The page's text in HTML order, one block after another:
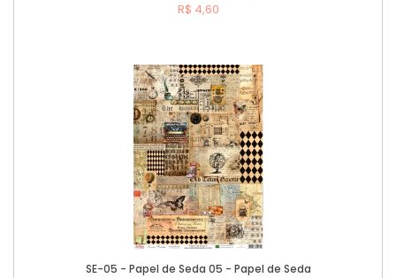
R$ 4,60
SE-05 - Papel de Seda 05 - Papel de Seda